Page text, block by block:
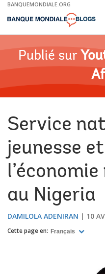
Skip
Main
BANQUEMONDIALE.ORG
Publié sur
Service
jeunesse
au Nigeria
DAMILOLA ADENIRAN 10
Cette page en: Français